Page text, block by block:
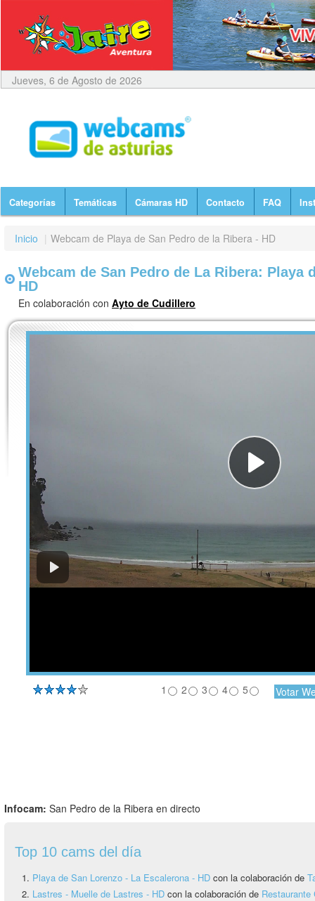
Jueves, 6 de Agosto de 2026
Categorías Temáticas Cámaras HD Contacto FAQ
Inicio | Webcam de Playa de San Pedro de la Ribera - HD
Webcam de San Pedro de La Ribera: Playa
HD
En colaboración con Ayto de Cudillero
1 2 3 4 5
Infocam: San Pedro de la Ribera en directo
Top 10 cams del día
Playa de San Lorenzo - La Escalerona - HD con la colaboración de
Lastres - Muelle de Lastres - HD con la colaboración de